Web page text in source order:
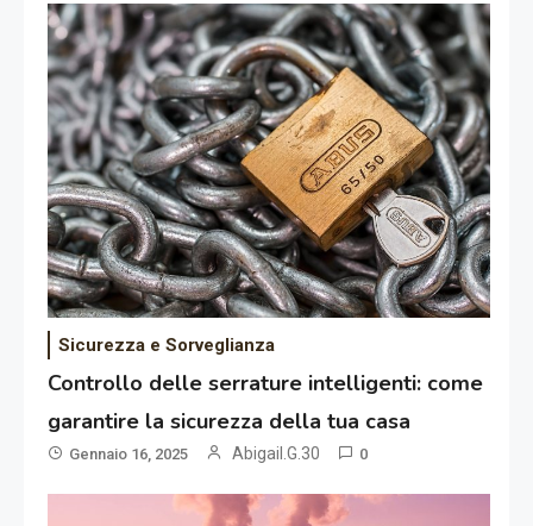
Sicurezza e Sorveglianza
Controllo delle serrature intelligenti: come
garantire la sicurezza della tua casa
Gennaio 16, 2025 Abigail.G.30 0